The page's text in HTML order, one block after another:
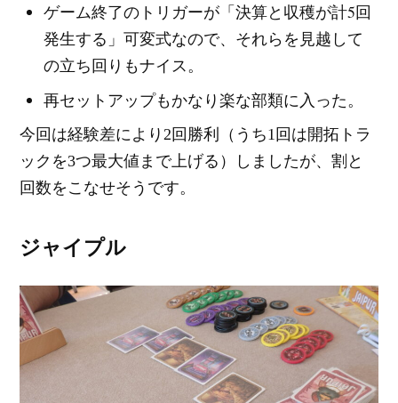
ゲーム終了のトリガーが「決算と収穫が計5回
発生する」可変式なので、それらを見越して
の立ち回りもナイス。
再セットアップもかなり楽な部類に入った。
今回は経験差により2回勝利（うち1回は開拓トラ
ックを3つ最大値まで上げる）しましたが、割と
回数をこなせそうです。
ジャイプル